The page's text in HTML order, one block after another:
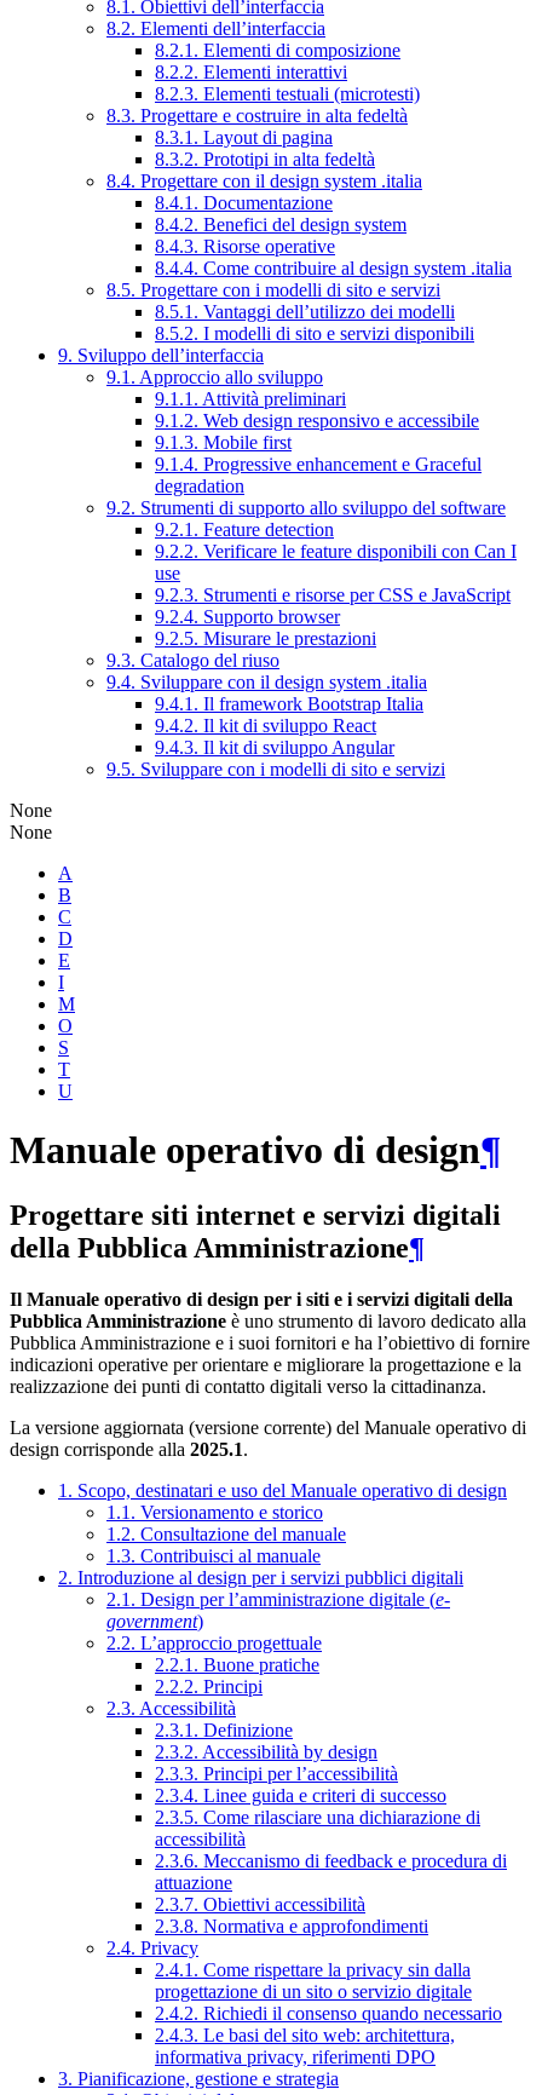
8.1. Obiettivi dell’interfaccia
8.2. Elementi dell’interfaccia
8.2.1. Elementi di composizione
8.2.2. Elementi interattivi
8.2.3. Elementi testuali (microtesti)
8.3. Progettare e costruire in alta fedeltà
8.3.1. Layout di pagina
8.3.2. Prototipi in alta fedeltà
8.4. Progettare con il design system .italia
8.4.1. Documentazione
8.4.2. Benefici del design system
8.4.3. Risorse operative
8.4.4. Come contribuire al design system .italia
8.5. Progettare con i modelli di sito e servizi
8.5.1. Vantaggi dell’utilizzo dei modelli
8.5.2. I modelli di sito e servizi disponibili
9. Sviluppo dell’interfaccia
9.1. Approccio allo sviluppo
9.1.1. Attività preliminari
9.1.2. Web design responsivo e accessibile
9.1.3. Mobile first
9.1.4. Progressive enhancement e Graceful
degradation
9.2. Strumenti di supporto allo sviluppo del software
9.2.1. Feature detection
9.2.2. Verificare le feature disponibili con Can I
use
9.2.3. Strumenti e risorse per CSS e JavaScript
9.2.4. Supporto browser
9.2.5. Misurare le prestazioni
9.3. Catalogo del riuso
9.4. Sviluppare con il design system .italia
9.4.1. Il framework Bootstrap Italia
9.4.2. Il kit di sviluppo React
9.4.3. Il kit di sviluppo Angular
9.5. Sviluppare con i modelli di sito e servizi
None
None
A
B
C
D
E
I
M
O
S
T
U
Manuale operativo di design¶
Progettare siti internet e servizi digitali
della Pubblica Amministrazione¶
Il Manuale operativo di design per i siti e i servizi digitali della
Pubblica Amministrazione è uno strumento di lavoro dedicato alla
Pubblica Amministrazione e i suoi fornitori e ha l’obiettivo di fornire
indicazioni operative per orientare e migliorare la progettazione e la
realizzazione dei punti di contatto digitali verso la cittadinanza.
La versione aggiornata (versione corrente) del Manuale operativo di
design corrisponde alla 2025.1.
1. Scopo, destinatari e uso del Manuale operativo di design
1.1. Versionamento e storico
1.2. Consultazione del manuale
1.3. Contribuisci al manuale
2. Introduzione al design per i servizi pubblici digitali
2.1. Design per l’amministrazione digitale (e-
government)
2.2. L’approccio progettuale
2.2.1. Buone pratiche
2.2.2. Principi
2.3. Accessibilità
2.3.1. Definizione
2.3.2. Accessibilità by design
2.3.3. Principi per l’accessibilità
2.3.4. Linee guida e criteri di successo
2.3.5. Come rilasciare una dichiarazione di
accessibilità
2.3.6. Meccanismo di feedback e procedura di
attuazione
2.3.7. Obiettivi accessibilità
2.3.8. Normativa e approfondimenti
2.4. Privacy
2.4.1. Come rispettare la privacy sin dalla
progettazione di un sito o servizio digitale
2.4.2. Richiedi il consenso quando necessario
2.4.3. Le basi del sito web: architettura,
informativa privacy, riferimenti DPO
3. Pianificazione, gestione e strategia